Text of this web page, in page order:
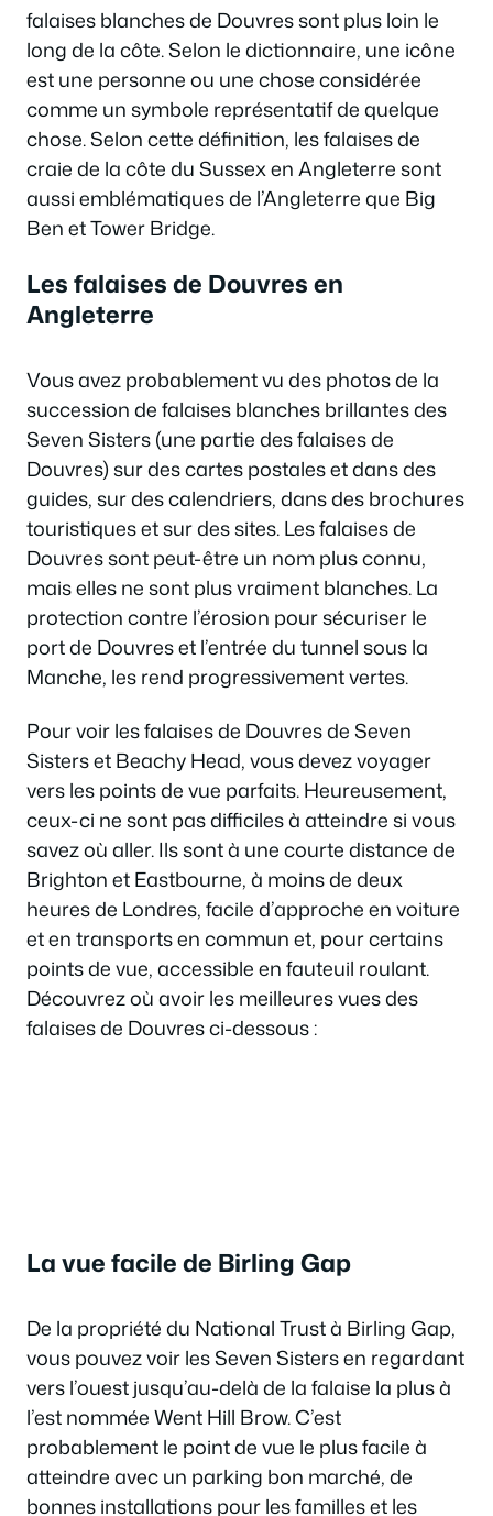
falaises blanches de Douvres sont plus loin le
long de la côte. Selon le dictionnaire, une icône
est une personne ou une chose considérée
comme un symbole représentatif de quelque
chose. Selon cette définition, les falaises de
craie de la côte du Sussex en Angleterre sont
aussi emblématiques de l’Angleterre que Big
Ben et Tower Bridge.
Les falaises de Douvres en
Angleterre
Vous avez probablement vu des photos de la
succession de falaises blanches brillantes des
Seven Sisters (une partie des falaises de
Douvres) sur des cartes postales et dans des
guides, sur des calendriers, dans des brochures
touristiques et sur des sites. Les falaises de
Douvres sont peut-être un nom plus connu,
mais elles ne sont plus vraiment blanches. La
protection contre l’érosion pour sécuriser le
port de Douvres et l’entrée du tunnel sous la
Manche, les rend progressivement vertes.
Pour voir les falaises de Douvres de Seven
Sisters et Beachy Head, vous devez voyager
vers les points de vue parfaits. Heureusement,
ceux-ci ne sont pas difficiles à atteindre si vous
savez où aller. Ils sont à une courte distance de
Brighton et Eastbourne, à moins de deux
heures de Londres, facile d’approche en voiture
et en transports en commun et, pour certains
points de vue, accessible en fauteuil roulant.
Découvrez où avoir les meilleures vues des
falaises de Douvres ci-dessous :
La vue facile de Birling Gap
De la propriété du National Trust à Birling Gap,
vous pouvez voir les Seven Sisters en regardant
vers l’ouest jusqu’au-delà de la falaise la plus à
l’est nommée Went Hill Brow. C’est
probablement le point de vue le plus facile à
atteindre avec un parking bon marché, de
bonnes installations pour les familles et les